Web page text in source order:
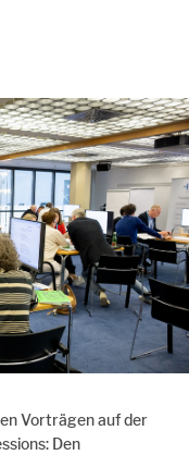
Vorträgen auf der
Den